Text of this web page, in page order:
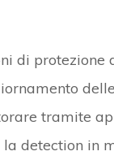
di protezione
tramite
detection in